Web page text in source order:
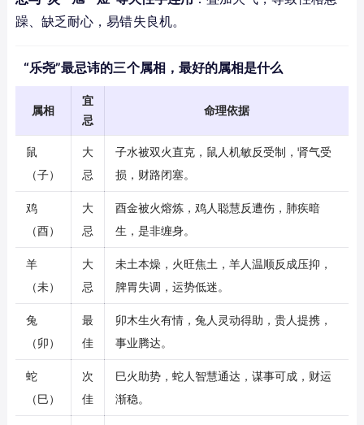
躁、缺乏耐心，易错失良机。
“乐尧”最忌讳的三个属相，最好的属相是什么
属相
宜
忌
命理依据
鼠
（子）
大
忌
子水被双火直克，鼠人机敏反受制，肾气受
损，财路闭塞。
鸡
（酉）
大
忌
酉金被火熔炼，鸡人聪慧反遭伤，肺疾暗
生，是非缠身。
羊
（未）
大
忌
未土本燥，火旺焦土，羊人温顺反成压抑，
脾胃失调，运势低迷。
兔
（卯）
最
佳
卯木生火有情，兔人灵动得助，贵人提携，
事业腾达。
蛇
（巳）
次
佳
巳火助势，蛇人智慧通达，谋事可成，财运
渐稳。